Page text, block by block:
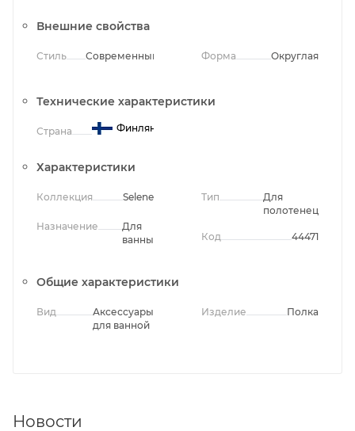
Внешние свойства
Стиль Современный Форма Округлая
Технические характеристики
Страна Финляндия
Характеристики
Коллекция Selene
Назначение
Для
ванны
Тип
Для
полотенец
Код 44471
Общие характеристики
Вид
Аксессуары
для ванной
Изделие Полка
Новости